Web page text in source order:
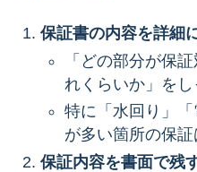
保証書の内容を詳細
「どの部分が保
れくらいか」をし
特に「水回り」
が多い箇所の保証
保証内容を書面で残